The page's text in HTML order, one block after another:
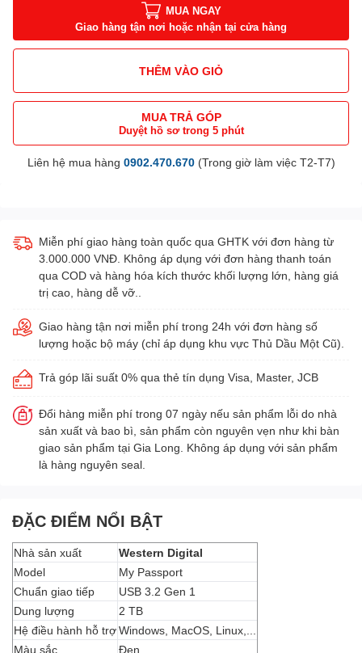
MUA NGAY
Giao hàng tận nơi hoặc nhận tại cửa hàng
THÊM VÀO GIỎ
MUA TRẢ GÓP
Duyệt hồ sơ trong 5 phút
Liên hệ mua hàng 0902.470.670(Trong giờ làm việc T2-T7)
Miễn phí giao hàng toàn quốc qua GHTK với đơn hàng từ
3.000.000 VNĐ. Không áp dụng với đơn hàng thanh toán
qua COD và hàng hóa kích thước khối lượng lớn, hàng giá
trị cao, hàng dễ vỡ..
Giao hàng tận nơi miễn phí trong 24h với đơn hàng số
lượng hoặc bộ máy (chỉ áp dụng khu vực Thủ Dầu Một Cũ).
Trả góp lãi suất 0% qua thẻ tín dụng Visa, Master, JCB
Đổi hàng miễn phí trong 07 ngày nếu sản phẩm lỗi do nhà
sản xuất và bao bì, sản phẩm còn nguyên vẹn như khi bàn
giao sản phẩm tại Gia Long. Không áp dụng với sản phẩm
là hàng nguyên seal.
ĐẶC ĐIỂM NỔI BẬT
Nhà sản xuất
Western Digital
Model
My Passport
Chuẩn giao tiếp
USB 3.2 Gen 1
Dung lượng
2 TB
Hệ điều hành hỗ trợWindows, MacOS, Linux,...
Màu sắc
Đen